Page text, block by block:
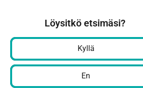
Löysitkö etsimäsi?
Kyllä
En